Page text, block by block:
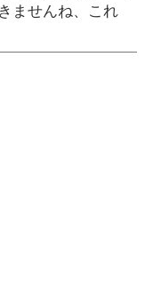
ませんね、これ